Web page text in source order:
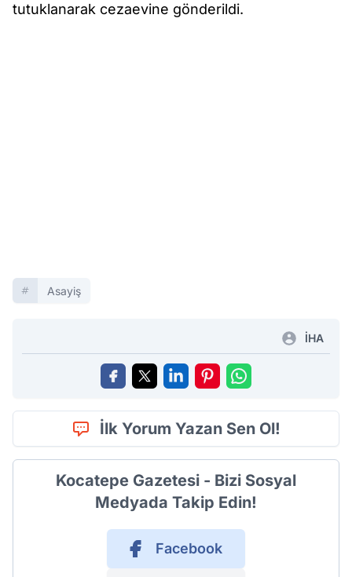
tutuklanarak cezaevine gönderildi.
Asayiş
İHA
İlk Yorum Yazan Sen Ol!
Kocatepe Gazetesi - Bizi Sosyal
Medyada Takip Edin!
Facebook